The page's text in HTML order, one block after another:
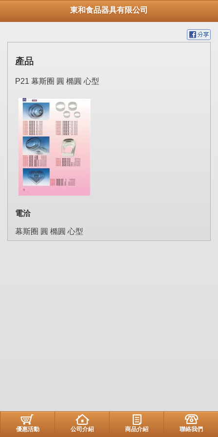
東和食品器具有限公司
產品
P21 幕斯圈 圓 橢圓 心型
電洽
幕斯圈 圓 橢圓 心型
優惠活動 公司介紹 商品介紹 聯絡我們